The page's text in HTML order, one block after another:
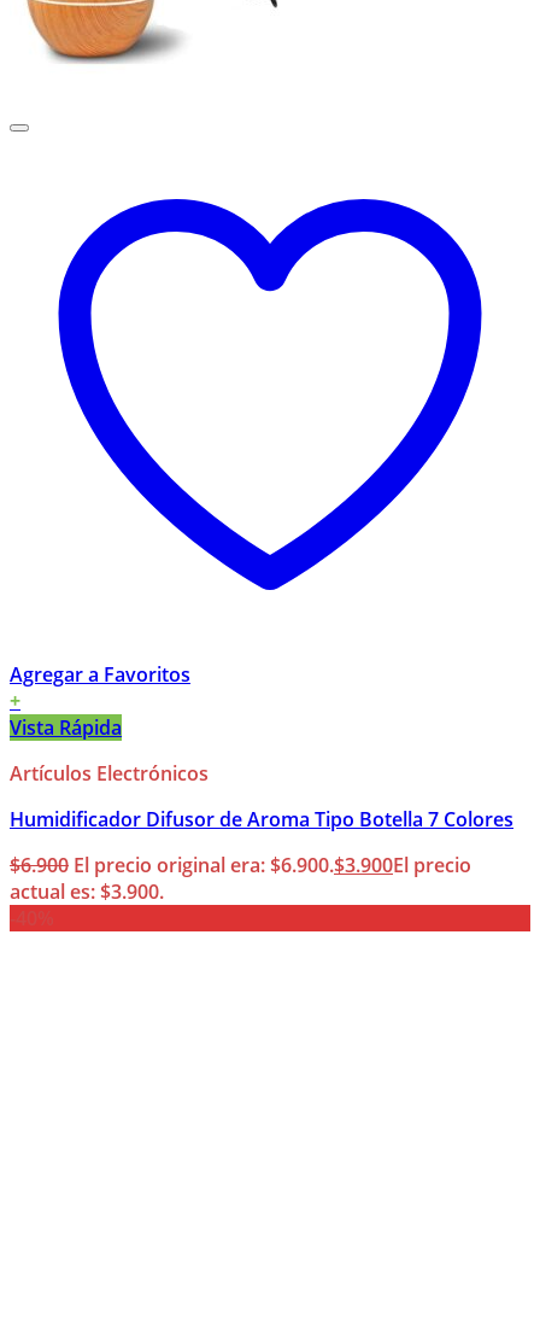
Agregar a Favoritos
+
Vista Rápida
Artículos Electrónicos
Humidificador Difusor de Aroma Tipo Botella 7 Colores
$6.900 El precio original era: $6.900.$3.900El precio
actual es: $3.900.